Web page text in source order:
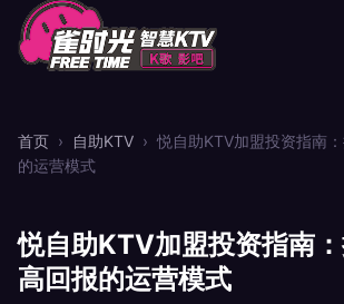
首页 › 自助KTV › 悦自助KTV加盟投资指南
的运营模式
悦自助KTV加盟投资指南
高回报的运营模式